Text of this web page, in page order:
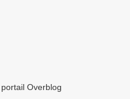
Overblog